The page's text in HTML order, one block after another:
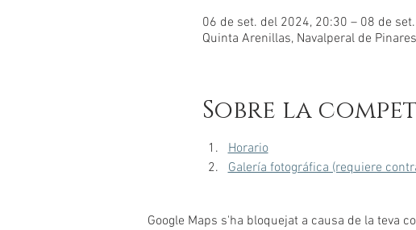
06 de set. del 2024, 20:30 – 08 de
Quinta Arenillas, Navalperal de
Sobre la
Horario
Galería fotográfica (requiere
Google Maps s'ha bloquejat a causa de la teva